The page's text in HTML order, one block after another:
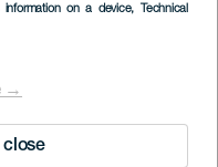
on a device, Technical
→
close